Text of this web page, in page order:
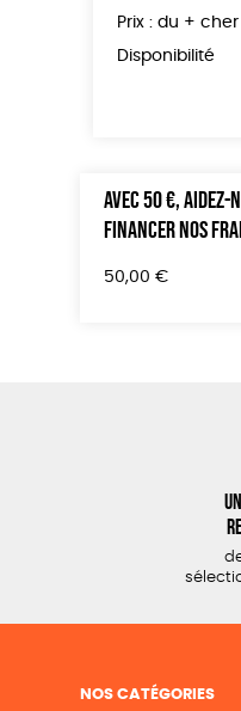
Prix : du +
Disponibilité
AVEC 50 €, AIDEZ-
FINANCER NOS
50,00 €
NOS CATÉGORIES